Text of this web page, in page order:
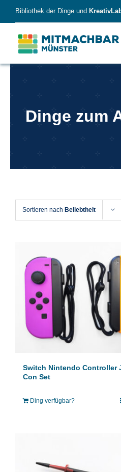
content
Bibliothek der Dinge und
Forschen
Forschen
Alles für kleine & große Entdecker.
Dinge zum
Sortieren nach Beliebtheit
Switch Nintendo Controller
Con Set
Ding verfügbar?